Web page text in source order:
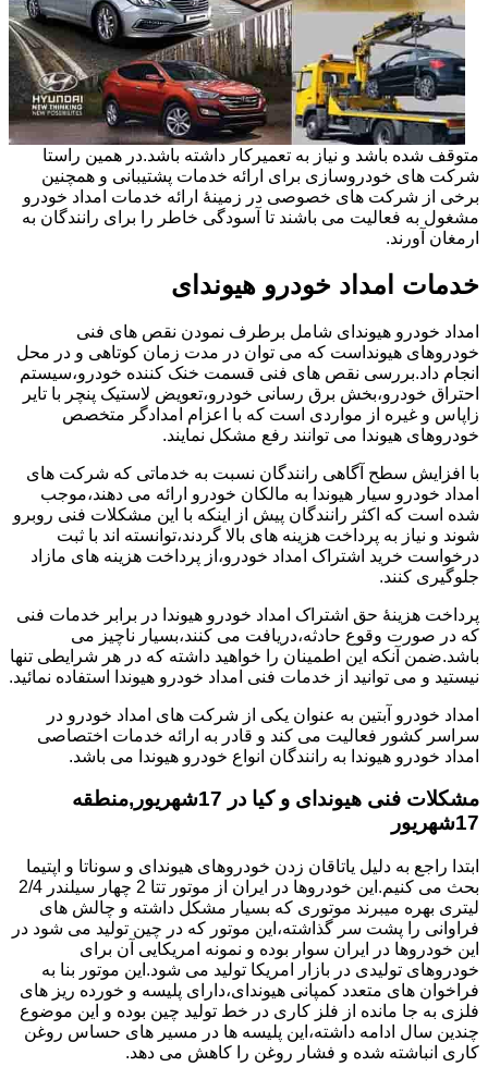
متوقف شده باشد و نیاز به تعمیرکار داشته باشد.در همین راستا
شرکت های خودروسازی برای ارائه خدمات پشتیبانی و همچنین
برخی از شرکت های خصوصی در زمینۀ ارائه خدمات امداد خودرو
مشغول به فعالیت می باشند تا آسودگی خاطر را برای رانندگان به
ارمغان آورند.
خدمات امداد خودرو هیوندای
امداد خودرو هیوندای شامل برطرف نمودن نقص های فنی
خودروهای هیونداست که می توان در مدت زمان کوتاهی و در محل
انجام داد.بررسی نقص های فنی قسمت خنک کننده خودرو،سیستم
احتراق خودرو،بخش برق رسانی خودرو،تعویض لاستیک پنچر با تایر
زاپاس و غیره از مواردی است که با اعزام امدادگر متخصص
خودروهای هیوندا می توانند رفع مشکل نمایند.
با افزایش سطح آگاهی رانندگان نسبت به خدماتی که شرکت های
امداد خودرو سیار هیوندا به مالکان خودرو ارائه می دهند،موجب
شده است که اکثر رانندگان پیش از اینکه با این مشکلات فنی روبرو
شوند و نیاز به پرداخت هزینه های بالا گردند،توانسته اند با ثبت
درخواست خرید اشتراک امداد خودرو،از پرداخت هزینه های مازاد
جلوگیری کنند.
پرداخت هزینۀ حق اشتراک امداد خودرو هیوندا در برابر خدمات فنی
که در صورت وقوع حادثه،دریافت می کنند،بسیار ناچیز می
باشد.ضمن آنکه این اطمینان را خواهید داشته که در هر شرایطی تنها
نیستید و می توانید از خدمات فنی امداد خودرو هیوندا استفاده نمائید.
امداد خودرو آبتین به عنوان یکی از شرکت های امداد خودرو در
سراسر کشور فعالیت می کند و قادر به ارائه خدمات اختصاصی
امداد خودرو هیوندا به رانندگان انواع خودرو هیوندا می باشد.
مشکلات فنی هیوندای و کیا در 17شهریور,منطقه
17شهریور
ابتدا راجع به دلیل یاتاقان زدن خودروهای هیوندای و سوناتا و اپتیما
بحث می کنیم.این خودروها در ایران از موتور تتا 2 چهار سیلندر 2/4
لیتری بهره میبرند موتوری که بسیار مشکل داشته و چالش های
فراوانی را پشت سر گذاشته،این موتور که در چین تولید می شود در
این خودروها در ایران سوار بوده و نمونه امریکایی آن برای
خودروهای تولیدی در بازار امریکا تولید می شود.این موتور بنا به
فراخوان های متعدد کمپانی هیوندای،دارای پلیسه و خورده ریز های
فلزی به جا مانده از فلز کاری در خط تولید چین بوده و این موضوع
چندین سال ادامه داشته،این پلیسه ها در مسیر های حساس روغن
کاری انباشته شده و فشار روغن را کاهش می دهد.